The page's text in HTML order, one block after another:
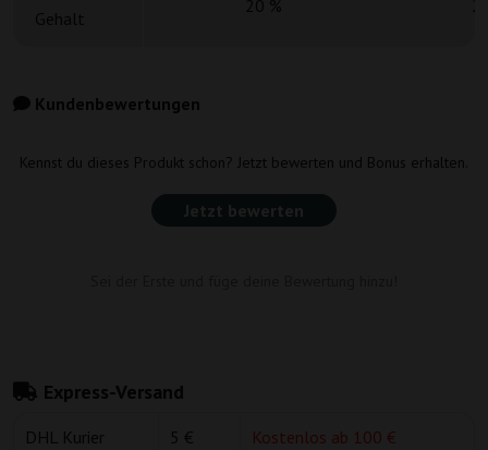
Kundenbewertungen
Kennst du dieses Produkt schon? Jetzt bewerten und Bonus erhalten.
Jetzt bewerten
Express-Versand
DHL Kurier 5 € Kostenlos ab 100 €